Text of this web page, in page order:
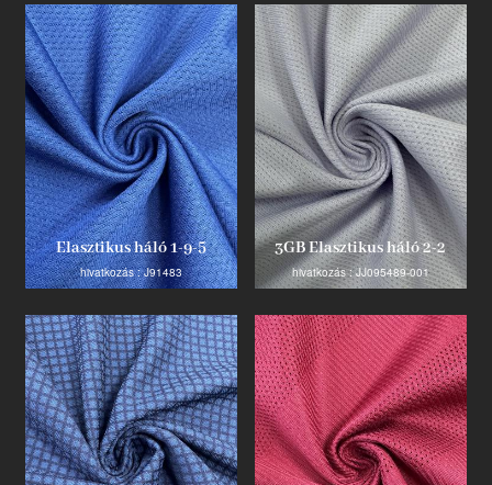
Termék
Ipari innovátor
Elasztikus háló 1-9-5
hivatkozás : J91483
3GB Elasztikus háló 2-2
hivatkozás : JJ095489-001